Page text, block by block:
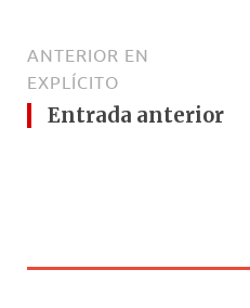
ANTERIOR EN
EXPLÍCITO
Entrada anterior